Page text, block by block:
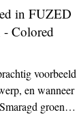
in FUZED